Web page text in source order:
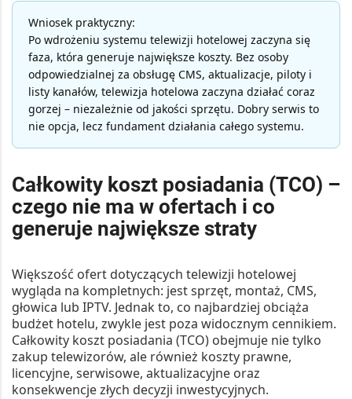
Wniosek praktyczny:
Po wdrożeniu systemu telewizji hotelowej zaczyna się
faza, która generuje największe koszty. Bez osoby
odpowiedzialnej za obsługę CMS, aktualizacje, piloty i
listy kanałów, telewizja hotelowa zaczyna działać coraz
gorzej – niezależnie od jakości sprzętu. Dobry serwis to
nie opcja, lecz fundament działania całego systemu.
Całkowity koszt posiadania (TCO) –
czego nie ma w ofertach i co
generuje największe straty
Większość ofert dotyczących telewizji hotelowej
wygląda na kompletnych: jest sprzęt, montaż, CMS,
głowica lub IPTV. Jednak to, co najbardziej obciąża
budżet hotelu, zwykle jest poza widocznym cennikiem.
Całkowity koszt posiadania (TCO) obejmuje nie tylko
zakup telewizorów, ale również koszty prawne,
licencyjne, serwisowe, aktualizacyjne oraz
konsekwencje złych decyzji inwestycyjnych.